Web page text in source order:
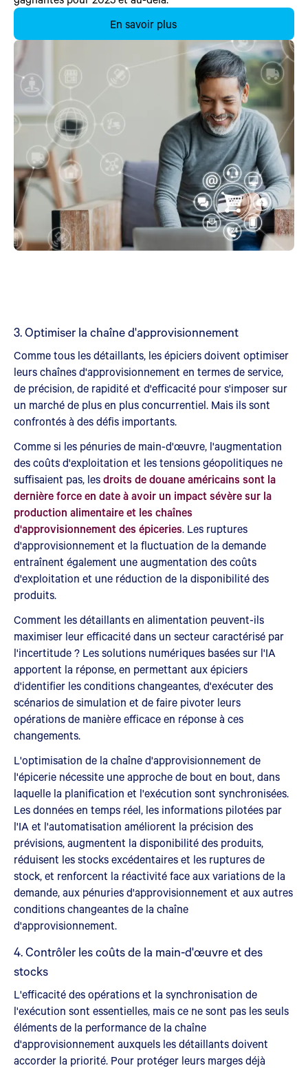
En savoir plus
3. Optimiser la chaîne d'approvisionnement
Comme tous les détaillants, les épiciers doivent optimiser
leurs chaînes d'approvisionnement en termes de service,
de précision, de rapidité et d'efficacité pour s'imposer sur
un marché de plus en plus concurrentiel. Mais ils sont
confrontés à des défis importants.
Comme si les pénuries de main-d'œuvre, l'augmentation
des coûts d'exploitation et les tensions géopolitiques ne
suffisaient pas, lesdroits de douane américains sont la
dernière force en date à avoir un impact sévère sur la
production alimentaire et les chaînes
d'approvisionnement des épiceries. Les ruptures
d'approvisionnement et la fluctuation de la demande
entraînent également une augmentation des coûts
d'exploitation et une réduction de la disponibilité des
produits.
Comment les détaillants en alimentation peuvent-ils
maximiser leur efficacité dans un secteur caractérisé par
l'incertitude ? Les solutions numériques basées sur l'IA
apportent la réponse, en permettant aux épiciers
d'identifier les conditions changeantes, d'exécuter des
scénarios de simulation et de faire pivoter leurs
opérations de manière efficace en réponse à ces
changements.
L'optimisation de la chaîne d'approvisionnement de
l'épicerie nécessite une approche de bout en bout, dans
laquelle la planification et l'exécution sont synchronisées.
Les données en temps réel, les informations pilotées par
l'IA et l'automatisation améliorent la précision des
prévisions, augmentent la disponibilité des produits,
réduisent les stocks excédentaires et les ruptures de
stock, et renforcent la réactivité face aux variations de la
demande, aux pénuries d'approvisionnement et aux autres
conditions changeantes de la chaîne
d'approvisionnement.
4. Contrôler les coûts de la main-d'œuvre et des
stocks
L'efficacité des opérations et la synchronisation de
l'exécution sont essentielles, mais ce ne sont pas les seuls
éléments de la performance de la chaîne
d'approvisionnement auxquels les détaillants doivent
accorder la priorité. Pour protéger leurs marges déjà